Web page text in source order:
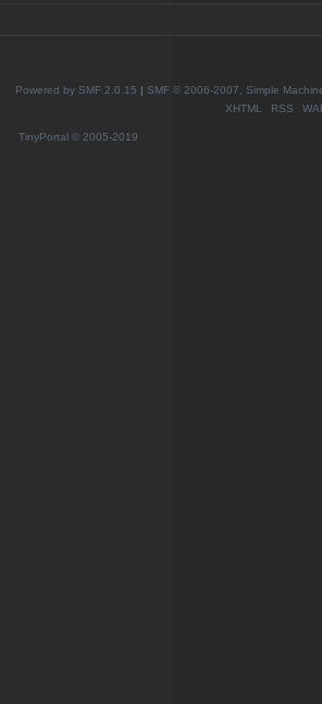
Powered by SMF 2.0.15 | SMF © 2006-2007, Simple
XHTML
RSS
TinyPortal © 2005-2019